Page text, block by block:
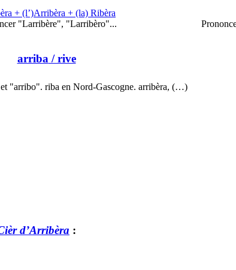
+ (l’)Arribèra + (la) Ribèra
"Larribère", "Larribèro"...
arriba / rive
"arribo". riba en Nord-Gascogne. arribèra, (…)
d’Arribèra :